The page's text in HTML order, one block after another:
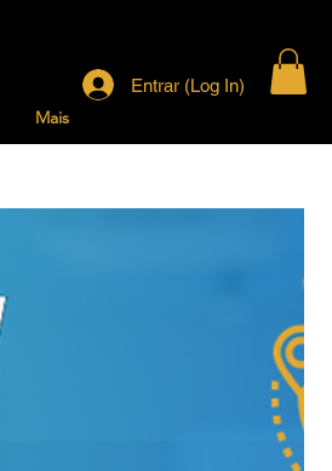
Mais
Entrar (Log In)